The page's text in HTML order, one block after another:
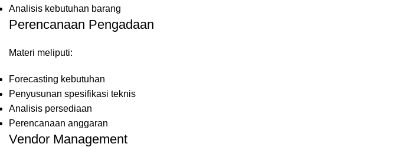
Analisis kebutuhan barang
Perencanaan Pengadaan
Materi meliputi:
Forecasting kebutuhan
Penyusunan spesifikasi teknis
Analisis persediaan
Perencanaan anggaran
Vendor Management